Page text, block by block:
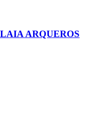
ARQUEROS